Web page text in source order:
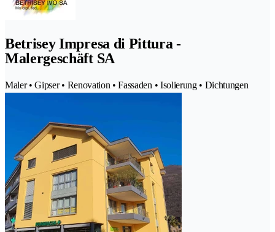
Betrisey Impresa di Pittura -
Malergeschäft SA
Maler • Gipser • Renovation • Fassaden • Isolierung • Dichtungen